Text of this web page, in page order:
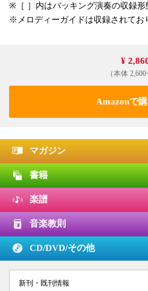
※［ ］内はバッキング演奏の収録形
※メロディーガイドは収録されてお
¥
（本体
Amazonで
マガジン
書籍
楽譜
音楽教則
CD/DVD/その他
新刊・既刊情報